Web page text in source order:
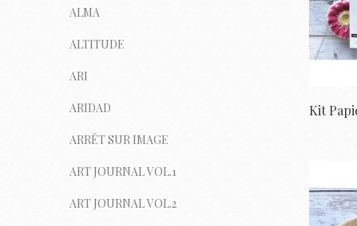
ALMA
ALTITUDE
ARI
ARIDAD
ARRÊT SUR IMAGE
ART JOURNAL VOL.1
ART JOURNAL VOL.2